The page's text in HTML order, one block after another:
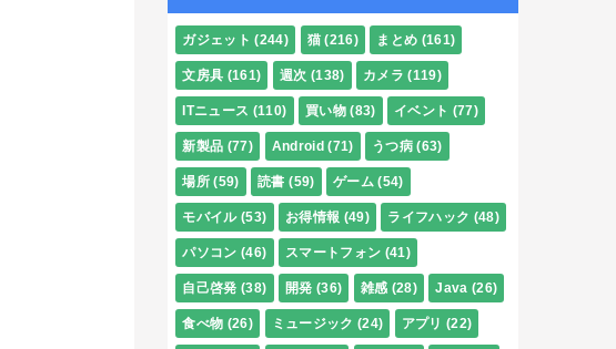
ガジェット (244) 猫 (216) まとめ (161)
文房具 (161) 週次 (138) カメラ (119)
ITニュース (110) 買い物 (83) イベント (77)
新製品 (77) Android (71) うつ病 (63)
場所 (59) 読書 (59) ゲーム (54)
モバイル (53) お得情報 (49) ライフハック (48)
パソコン (46) スマートフォン (41)
自己啓発 (38) 開発 (36) 雑感 (28) Java (26)
食べ物 (26) ミュージック (24) アプリ (22)